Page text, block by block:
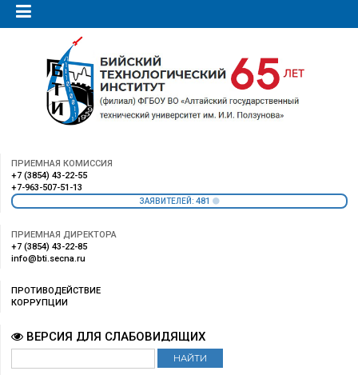
ПРИЕМНАЯ КОМИССИЯ
+7 (3854) 43-22-55
+7-963-507-51-13
ЗАЯВИТЕЛЕЙ: 481
ПРИЕМНАЯ ДИРЕКТОРА
+7 (3854) 43-22-85
info@bti.secna.ru
ПРОТИВОДЕЙСТВИЕ
КОРРУПЦИИ
ВЕРСИЯ ДЛЯ СЛАБОВИДЯЩИХ